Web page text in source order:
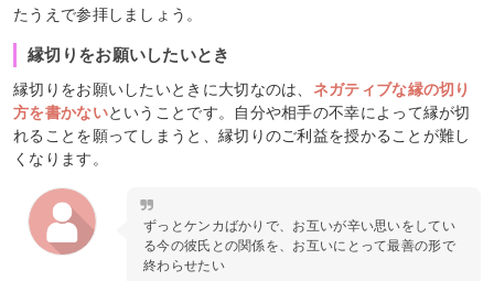
たうえで参拝しましょう。
縁切りをお願いしたいとき
縁切りをお願いしたいときに大切なのは、 ネガティブな縁の切り
方を書かないということです。自分や相手の不幸によって縁が切
れることを願ってしまうと、縁切りのご利益を授かることが難し
くなります。
ずっとケンカばかりで、お互いが辛い思いをしてい
る今の彼氏との関係を、お互いにとって最善の形で
終わらせたい